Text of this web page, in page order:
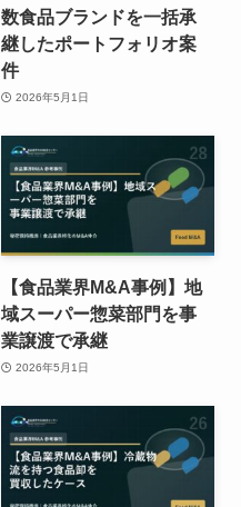
数食品ブランドを一括承
継したポートフォリオ案
件
2026年5月1日
【食品業界M&A事例】地
域スーパー惣菜部門を事
業譲渡で承継
2026年5月1日